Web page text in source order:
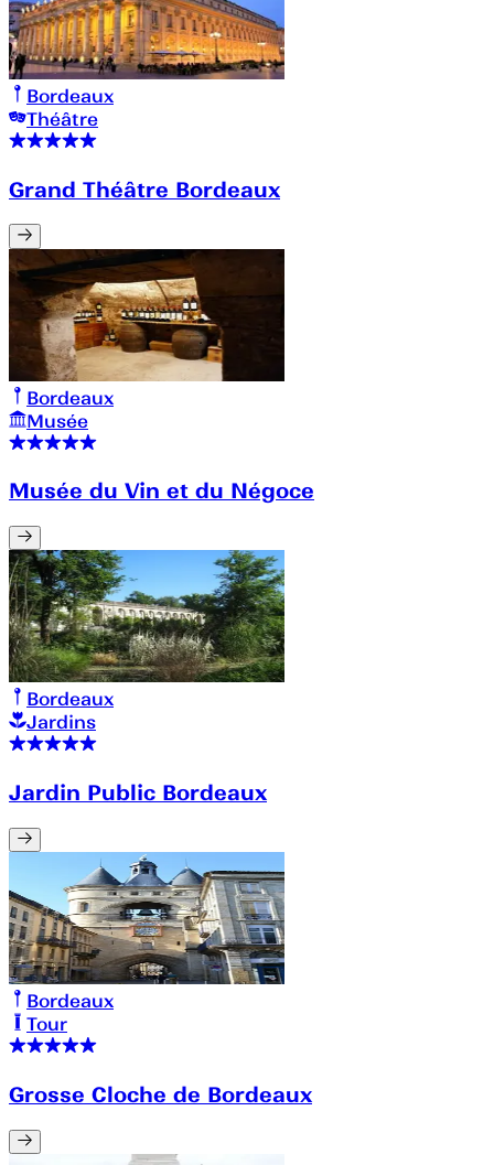
Bordeaux
Théâtre
Grand Théâtre Bordeaux
Bordeaux
Musée
Musée du Vin et du Négoce
Bordeaux
Jardins
Jardin Public Bordeaux
Bordeaux
Tour
Grosse Cloche de Bordeaux